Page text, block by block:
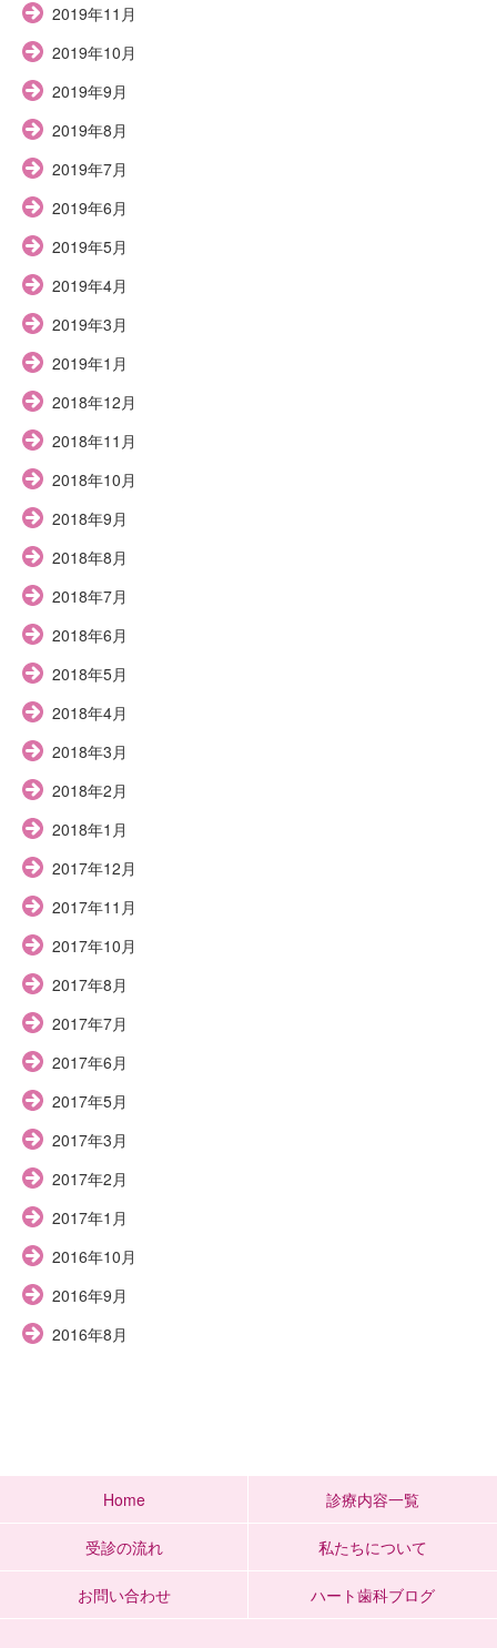
2019年11月
2019年10月
2019年9月
2019年8月
2019年7月
2019年6月
2019年5月
2019年4月
2019年3月
2019年1月
2018年12月
2018年11月
2018年10月
2018年9月
2018年8月
2018年7月
2018年6月
2018年5月
2018年4月
2018年3月
2018年2月
2018年1月
2017年12月
2017年11月
2017年10月
2017年8月
2017年7月
2017年6月
2017年5月
2017年3月
2017年2月
2017年1月
2016年10月
2016年9月
2016年8月
Home 診療内容一覧
受診の流れ 私たちについて
お問い合わせ ハート歯科ブログ